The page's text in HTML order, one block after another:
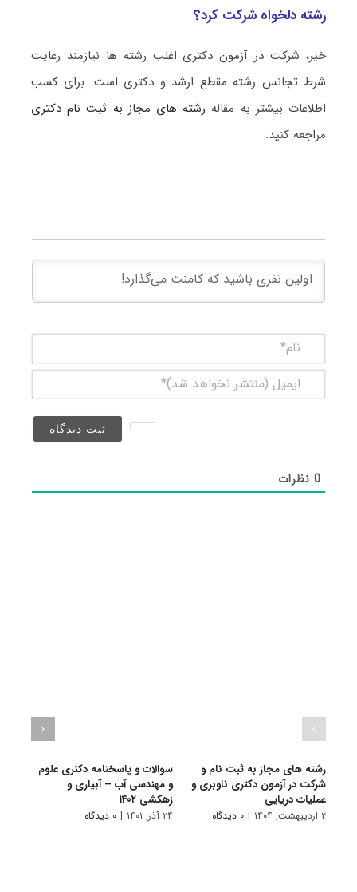
رشته دلخواه شرکت کرد؟
خیر، شرکت در آزمون دکتری اغلب رشته ها نیازمند رعایت
شرط تجانس رشته مقطع ارشد و دکتری است. برای کسب
اطلاعات بیشتر به مقاله رشته های مجاز به ثبت نام دکتری
مراجعه کنید.
(منتشر
0نظرات
رشته های مجاز به ثبت نام و
شرکت در آزمون دکتری ناوبری و
عملیات دریایی
۲ اردیبهشت, ۱۴۰۴ | ۰ دیدگاه
سوالات و پاسخنامه دکتری علوم
و مهندسی آب – آبیاری و
زهکشی ۱۴۰۲
۲۴ آذر, ۱۴۰۱ | ۰ دیدگاه